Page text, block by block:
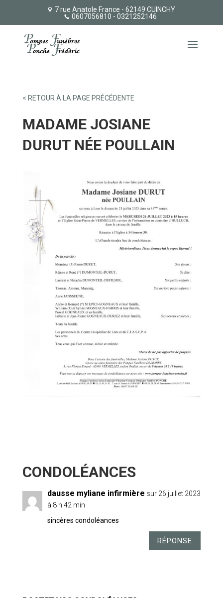
7 rue Anatole France - 62149 CUINCHY
0607056810 - 0321252146
< RETOUR À LA PAGE PRÉCÉDENTE
MADAME JOSIANE
DURUT NÉE POULLAIN
dausse myliane infirmière sur 26 juillet 2023
à 8 h 42 min
sincères condoléances
RÉPONSE